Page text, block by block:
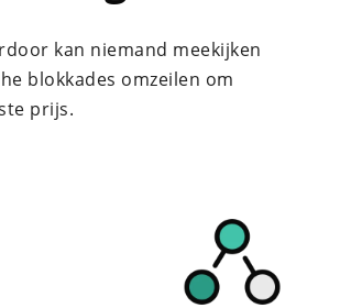
kan niemand meekijken
blokkades omzeilen om
prijs.